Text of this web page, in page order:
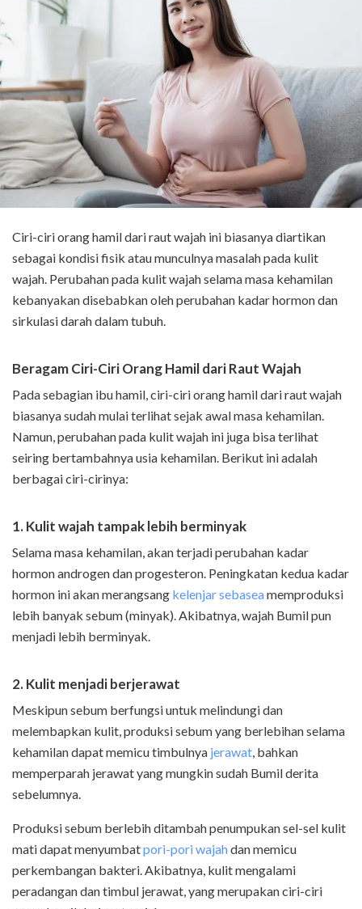
Ciri-ciri orang hamil dari raut wajah ini biasanya diartikan
sebagai kondisi fisik atau munculnya masalah pada kulit
wajah. Perubahan pada kulit wajah selama masa kehamilan
kebanyakan disebabkan oleh perubahan kadar hormon dan
sirkulasi darah dalam tubuh.
Beragam Ciri-Ciri Orang Hamil dari Raut Wajah
Pada sebagian ibu hamil, ciri-ciri orang hamil dari raut wajah
biasanya sudah mulai terlihat sejak awal masa kehamilan.
Namun, perubahan pada kulit wajah ini juga bisa terlihat
seiring bertambahnya usia kehamilan. Berikut ini adalah
berbagai ciri-cirinya:
1. Kulit wajah tampak lebih berminyak
Selama masa kehamilan, akan terjadi perubahan kadar
hormon androgen dan progesteron. Peningkatan kedua kadar
hormon ini akan merangsang kelenjar sebaseamemproduksi
lebih banyak sebum (minyak). Akibatnya, wajah Bumil pun
menjadi lebih berminyak.
2. Kulit menjadi berjerawat
Meskipun sebum berfungsi untuk melindungi dan
melembapkan kulit, produksi sebum yang berlebihan selama
kehamilan dapat memicu timbulnya jerawat , bahkan
memperparah jerawat yang mungkin sudah Bumil derita
sebelumnya.
Produksi sebum berlebih ditambah penumpukan sel-sel kulit
mati dapat menyumbatpori-pori wajahdan memicu
perkembangan bakteri. Akibatnya, kulit mengalami
peradangan dan timbul jerawat, yang merupakan ciri-ciri